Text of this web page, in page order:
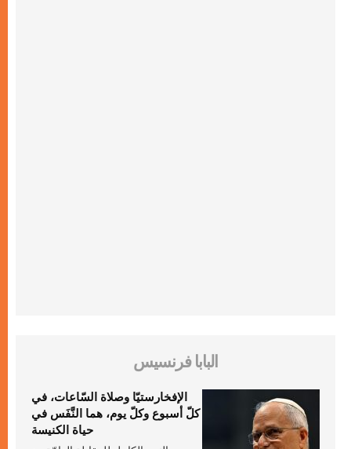
البابا فرنسيس
الإفخارستيّا وصلاة السّاعات، في
كلّ أسبوع وكلّ يوم، هما النَّفَس في
حياة الكنيسة